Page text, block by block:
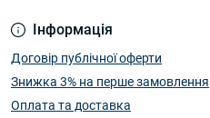
Інформація
Договір публічної оферти
Знижка 3% на перше замовлення
Оплата та доставка